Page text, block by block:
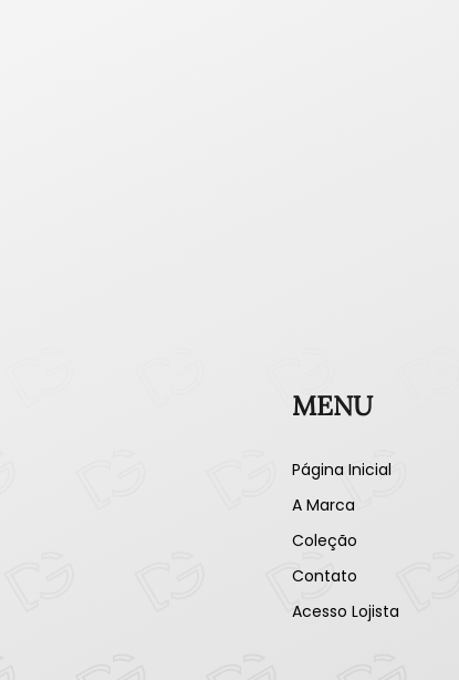
MENU
Página Inicial
A Marca
Coleção
Contato
Acesso Lojista